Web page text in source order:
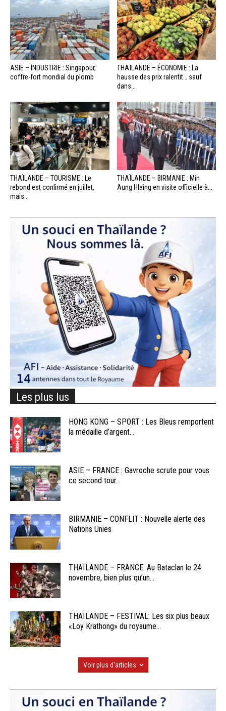
ASIE – INDUSTRIE : Singapour,
coffre-fort mondial du plomb
THAÏLANDE – ÉCONOMIE : La
hausse des prix ralentit… sauf
dans...
THAÏLANDE – TOURISME : Le
rebond est confirmé en juillet,
mais...
THAÏLANDE – BIRMANIE : Min
Aung Hlaing en visite officielle à...
Les plus lus
HONG KONG – SPORT : Les Bleus remportent
la médaille d’argent...
ASIE – FRANCE : Gavroche scrute pour vous
ce second tour...
BIRMANIE – CONFLIT : Nouvelle alerte des
Nations Unies
THAÏLANDE – FRANCE: Au Bataclan le 24
novembre, bien plus qu’un...
THAÏLANDE – FESTIVAL: Les six plus beaux
«Loy Krathong» du royaume...
Voir plus d'articles